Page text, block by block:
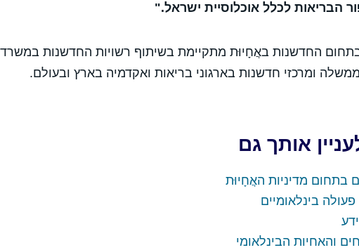
הבריאות לכלל אוכלוסיית ישראל."
החדשנות באֲחָיוּת מתקיימת בשיתוף רשויות החדשנות
ומרכזי חדשנות בארגוני בריאות ואקדמיה בארץ ובעולם.
אותך גם
בתחום מדיניות האֲחָיוּת
פעולה בינלאומיים
והאחיות הבינלאומי